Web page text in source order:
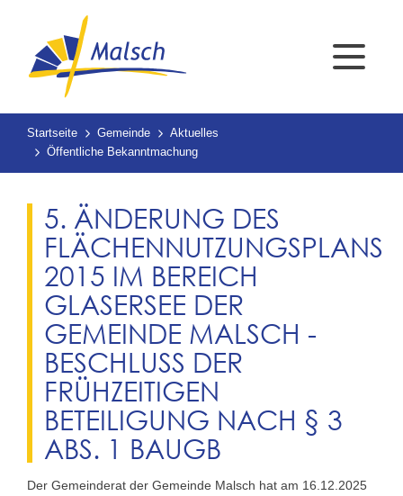
Startseite Gemeinde
Aktuelles
Öffentliche Bekanntmachung
5. ÄNDERUNG DES
FLÄCHENNUTZUNGSPLANS
2015 IM BEREICH
GLASERSEE DER
GEMEINDE MALSCH -
BESCHLUSS DER
FRÜHZEITIGEN
BETEILIGUNG NACH § 3
ABS. 1 BAUGB
Der Gemeinderat der Gemeinde Malsch hat am 16.12.2025